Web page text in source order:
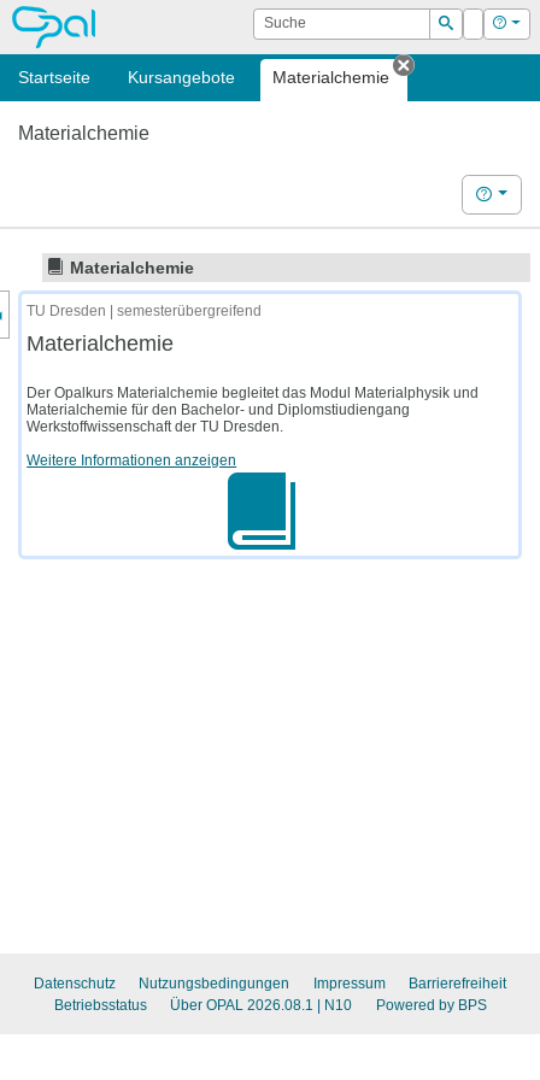
OPAL Suche
Suchen
Login Hilfe
Startseite Kursangebote Materialchemie
Tab schließen
Materialchemie
Hilfe
Materialchemie
des Kursmenüs
TU Dresden | semesterübergreifend
Materialchemie
Der Opalkurs Materialchemie begleitet das Modul Materialphysik und
Materialchemie für den Bachelor- und Diplomstiudiengang
Werkstoffwissenschaft der TU Dresden.
Weitere Informationen anzeigen
Datenschutz Nutzungsbedingungen Impressum
Barrierefreiheit
Betriebsstatus
Über OPAL 2026.08.1 | N10 Powered by BPS